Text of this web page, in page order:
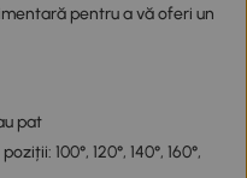
pentru a vă oferi un
pat
100°, 120°, 140°, 160°,